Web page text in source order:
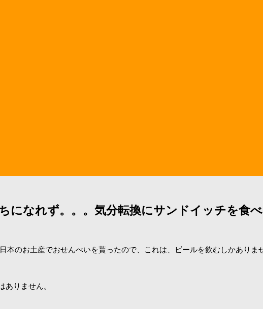
になれず。。。気分転換にサンドイッチを食
のお土産でおせんべいを貰ったので、これは、ビールを飲むしかありま
りません。